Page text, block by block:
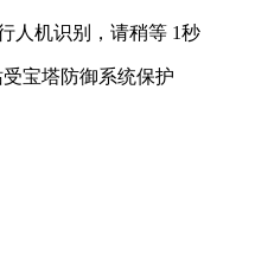
人机识别，请稍等 1秒
宝塔防御系统保护